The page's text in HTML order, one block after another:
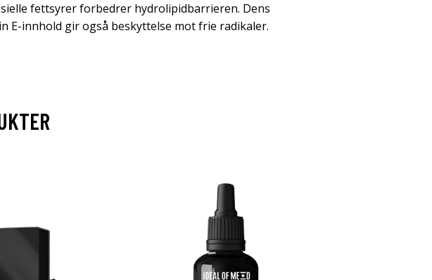
fettsyrer forbedrer hydrolipidbarrieren. Dens
E-innhold gir også beskyttelse mot frie radikaler.